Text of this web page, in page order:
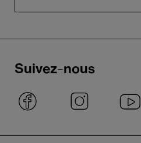
Suivez-nous